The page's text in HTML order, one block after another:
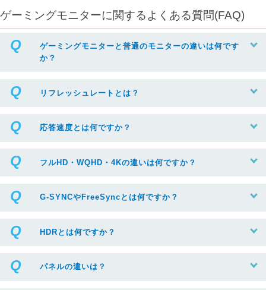
ゲーミングモニターに関するよくある質問(FAQ)
ゲーミングモニターと普通のモニターの違いは何です
か？
リフレッシュレートとは？
応答速度とは何ですか？
フルHD・WQHD・4Kの違いは何ですか？
G-SYNCやFreeSyncとは何ですか？
HDRとは何ですか？
パネルの違いは？